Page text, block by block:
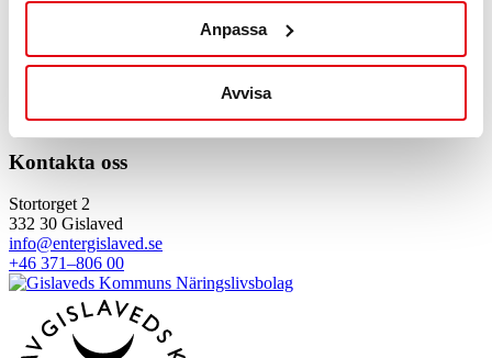
Anpassa
Avvisa
Etablera verksamhet Starta företag Kompetensutveckling
Kontakta oss
Stortorget 2
332 30 Gislaved
info@entergislaved.se
+46 371–806 00